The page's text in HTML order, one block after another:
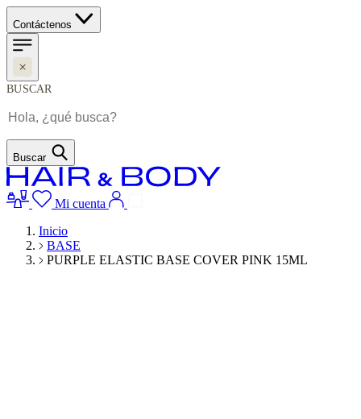
Contáctenos
BUSCAR
Buscar
Mi cuenta
Inicio
BASE
PURPLE ELASTIC BASE COVER PINK 15ML